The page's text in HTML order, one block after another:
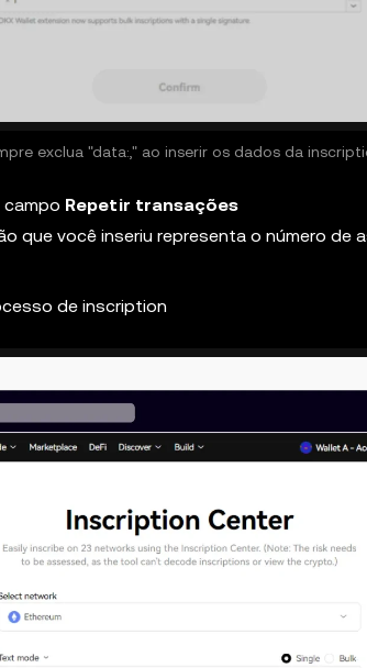
exclua "data:," ao inserir os dados da
campo Repetir transações
que você inseriu representa o número de
de inscription